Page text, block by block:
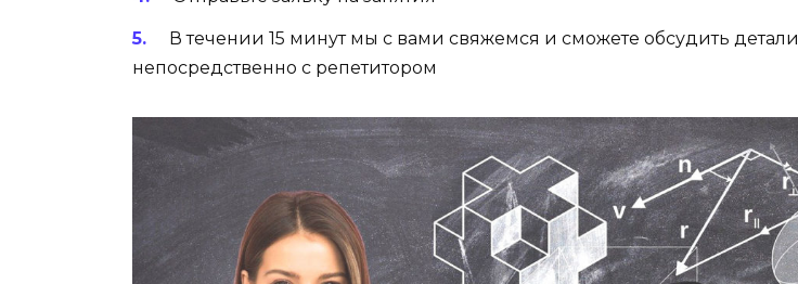
В течении 15 минут мы с вами свяжемся и сможете обсудить детали
непосредственно с репетитором